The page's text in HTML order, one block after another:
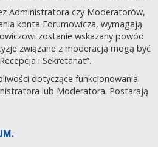
Administratora czy Moderatorów,
konta Forumowicza, wymagają
zostanie wskazany powód
związane z moderacją mogą być
i Sekretariat”.
dotyczące funkcjonowania
lub Moderatora. Postarają